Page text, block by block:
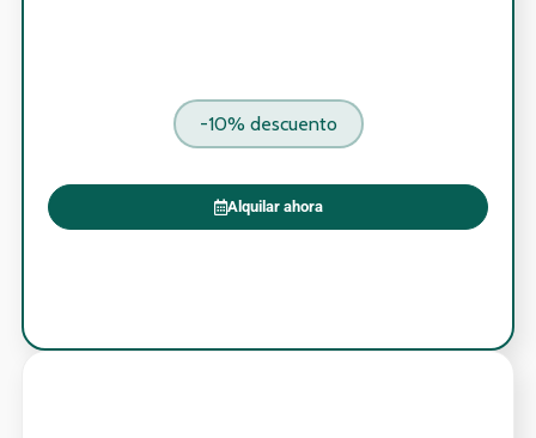
-10% descuento
Alquilar ahora